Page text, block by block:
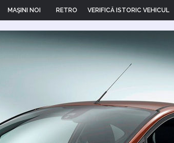
MAŞINI NOI RETRO VERIFICĂ ISTORIC VEHICUL